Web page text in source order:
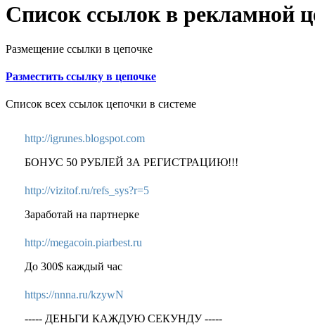
Список ссылок в рекламной
Размещение ссылки в цепочке
Разместить ссылку в цепочке
Список всех ссылок цепочки в системе
http://igrunes.blogspot.com
БОНУС 50 РУБЛЕЙ ЗА РЕГИСТРАЦИЮ!!!
http://vizitof.ru/refs_sys?r=5
Заработай на партнерке
http://megacoin.piarbest.ru
До 300$ каждый час
https://nnna.ru/kzywN
----- ДЕНЬГИ КАЖДУЮ СЕКУНДУ -----